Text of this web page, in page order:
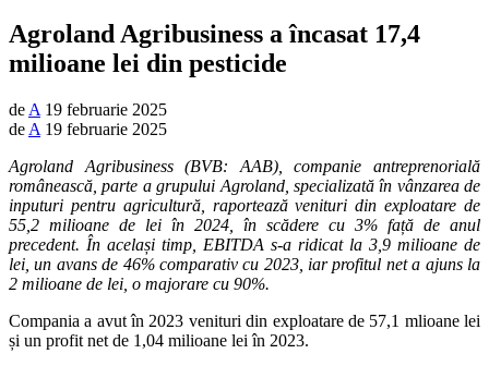
Agroland Agribusiness a încasat 17,4
milioane lei din pesticide
de A 19 februarie 2025
de A 19 februarie 2025
Agroland Agribusiness (BVB: AAB), companie antreprenorială
românească, parte a grupului Agroland, specializată în vânzarea de
inputuri pentru agricultură, raportează venituri din exploatare de
55,2 milioane de lei în 2024, în scădere cu 3% față de anul
precedent. În același timp, EBITDA s-a ridicat la 3,9 milioane de
lei, un avans de 46% comparativ cu 2023, iar profitul net a ajuns la
2 milioane de lei, o majorare cu 90%.
Compania a avut în 2023 venituri din exploatare de 57,1 mlioane lei
și un profit net de 1,04 milioane lei în 2023.